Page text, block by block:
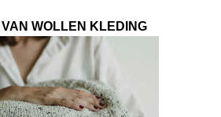
VAN WOLLEN KLEDING